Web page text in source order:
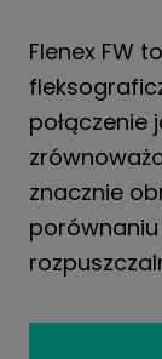
Flenex FW
połączenie
znacznie